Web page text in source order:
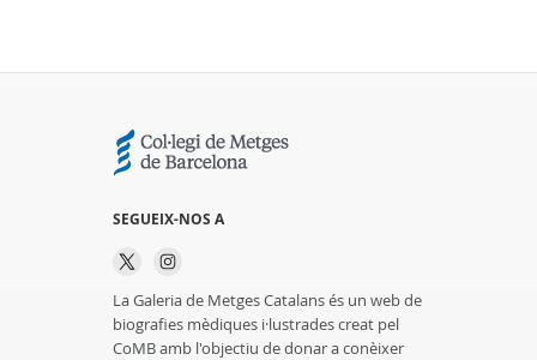
SEGUEIX-NOS A
La Galeria de Metges Catalans és un web de
biografies mèdiques i·lustrades creat pel
CoMB amb l'objectiu de donar a conèixer